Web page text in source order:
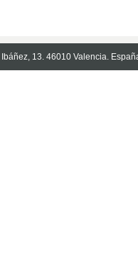
13. 46010 Valencia.